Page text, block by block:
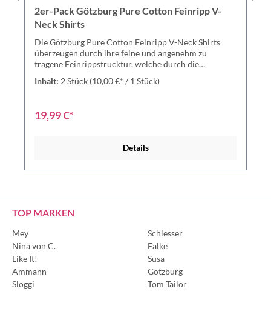
2er-Pack Götzburg Pure Cotton Feinripp V-
Neck Shirts
Die Götzburg Pure Cotton Feinripp V-Neck Shirts
überzeugen durch ihre feine und angenehm zu
tragene Feinrippstrucktur, welche durch die
sorgt. Außerdem ist das T-Shirt mit dem V-Ausschnitt
Götzburg Pure Cotton Reinripp V-Neck Shirts einmal
Ausschnitt ist besonders strapazierfähig und
durch 100 % Baumwollanteil. Shirt in gewohnter
Inhalt: 2 Stück (10,00 €* / 1 Stück)
19,99 €*
Details
TOP MARKEN
Mey
Nina von C.
Like It!
Ammann
Sloggi
Schiesser
Falke
Susa
Götzburg
Tom Tailor